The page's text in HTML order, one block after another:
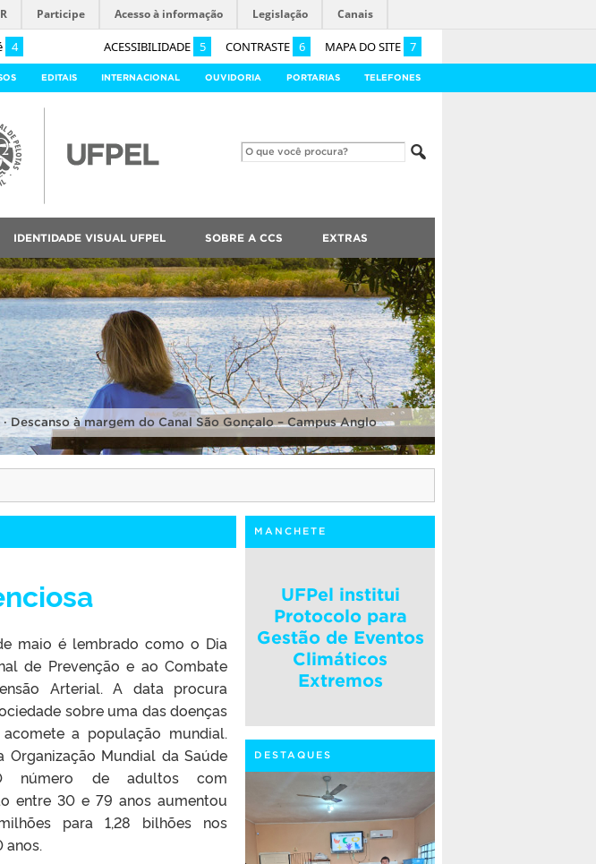
4 ACESSIBILIDADE 5 CONTRASTE 6 MAPA DO SITE 7
Participe Acesso à informação Legislação Canais
EDITAIS INTERNACIONAL OUVIDORIA PORTARIAS TELEFONES
IDENTIDADE VISUAL UFPEL SOBRE A CCS EXTRAS
Descanso à margem do Canal São Gonçalo – Campus Anglo
maio é lembrado como o Dia
de Prevenção e ao Combate
Arterial. A data procura
sobre uma das doenças
a população mundial.
Organização Mundial da Saúde
número de adultos com
entre 30 e 79 anos aumentou
para 1,28 bilhões nos
anos.
MANCHETE
UFPel institui
Protocolo para
Gestão de Eventos
Climáticos
Extremos
DESTAQUES